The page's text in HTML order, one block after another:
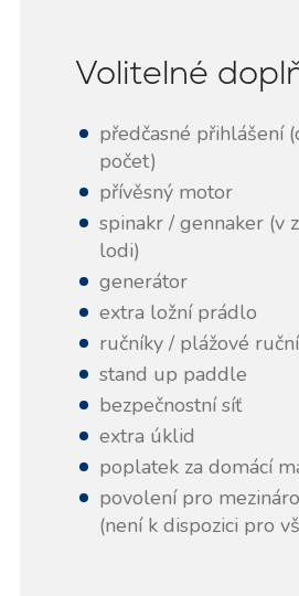
Volitelné
předčasné přihlášení
počet)
přívěsný motor
spinakr / gennaker (v
lodi)
generátor
extra ložní prádlo
ručníky / plážové
stand up paddle
bezpečnostní síť
extra úklid
poplatek za domácí
povolení pro
(není k dispozici pro